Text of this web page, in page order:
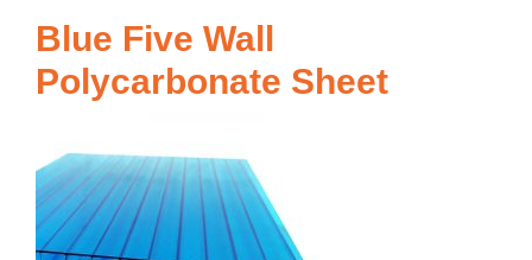
Blue Five Wall
Polycarbonate Sheet